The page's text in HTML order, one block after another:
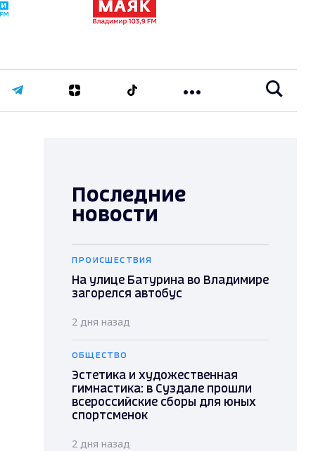
Последние
новости
ПРОИСШЕСТВИЯ
На улице Батурина во Владимире
загорелся автобус
2 дня назад
ОБЩЕСТВО
Эстетика и художественная
гимнастика: в Суздале прошли
всероссийские сборы для юных
спортсменок
2 дня назад